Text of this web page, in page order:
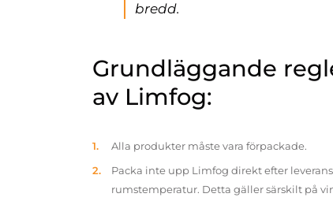
bredd.
Grundläggande
av Limfog:
Alla produkter måste vara förpackade.
Packa inte upp Limfog direkt efter
rumstemperatur. Detta gäller särskilt på